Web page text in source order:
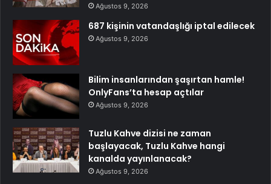
Ağustos 9, 2026
687 kişinin vatandaşlığı iptal edilecek
Ağustos 9, 2026
Bilim insanlarından şaşırtan hamle!
OnlyFans’ta hesap açtılar
Ağustos 9, 2026
Tuzlu Kahve dizisi ne zaman
başlayacak, Tuzlu Kahve hangi
kanalda yayınlanacak?
Ağustos 9, 2026